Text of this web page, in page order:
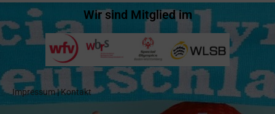
Wir sind Mitglied im
Impressum|Kontakt